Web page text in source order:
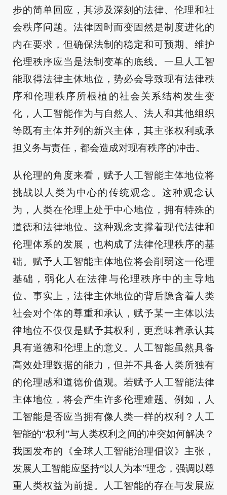
步的简单回应，其涉及深刻的法律、伦理和社
会秩序问题。法律因时而变固然是制度进化的
内在要求，但确保法制的稳定和可预期、维护
伦理秩序应当是法制变革的底线。一旦人工智
能取得法律主体地位，势必会导致现有法律秩
序和伦理秩序所根植的社会关系结构发生变
化，人工智能作为与自然人、法人和其他组织
等既有主体并列的新兴主体，其主张权利或承
担义务与责任，都会造成对现有秩序的冲击。
从伦理的角度来看，赋予人工智能主体地位将
挑战以人类为中心的传统观念。这种观念认
为，人类在伦理上处于中心地位，拥有特殊的
道德和法律地位。这种观念支撑着现代法律和
伦理体系的发展，也构成了法律伦理秩序的基
础。赋予人工智能主体地位将会削弱这一伦理
基础，弱化人在法律与伦理秩序中的主导地
位。事实上，法律主体地位的背后隐含着人类
社会对个体的尊重和承认，赋予某一主体以法
律地位不仅仅是赋予其权利，更意味着承认其
具有道德和伦理上的意义。人工智能虽然具备
高效处理数据的能力，但并不具备人类所独有
的伦理感和道德价值观。若赋予人工智能法律
主体地位，将会产生许多伦理难题。例如，人
工智能是否应当拥有像人类一样的权利？人工
智能的“权利”与人类权利之间的冲突如何解决？
我国发布的《全球人工智能治理倡议》主张，
发展人工智能应坚持“以人为本”理念，强调以尊
重人类权益为前提。人工智能的存在与发展应